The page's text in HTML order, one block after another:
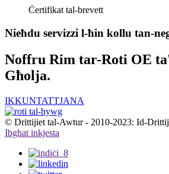
Ċertifikat tal-brevett
Nieħdu servizzi l-ħin kollu tan-
Noffru Rim tar-Roti OE
Għolja.
IKKUNTATTJANA
© Drittijiet tal-Awtur - 2010-2023: Id-
Ibgħat inkjesta